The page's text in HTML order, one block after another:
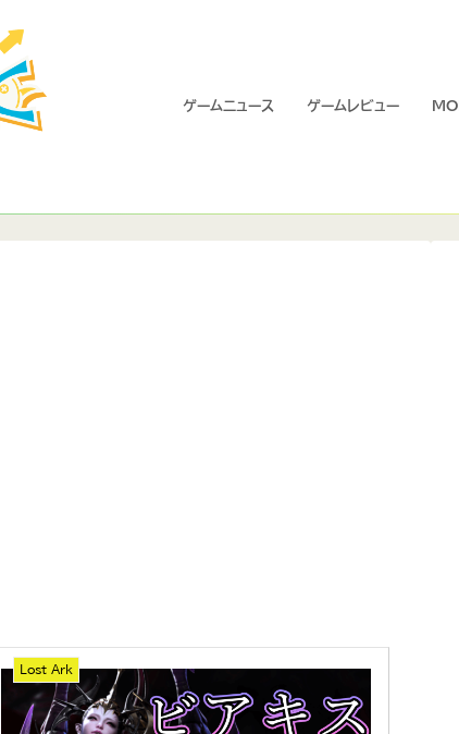
ゲームニュース ゲームレビュー
Lost Ark